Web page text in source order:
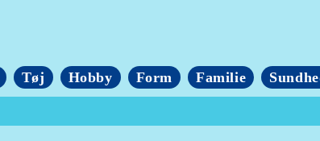
Tøj Hobby Form Familie